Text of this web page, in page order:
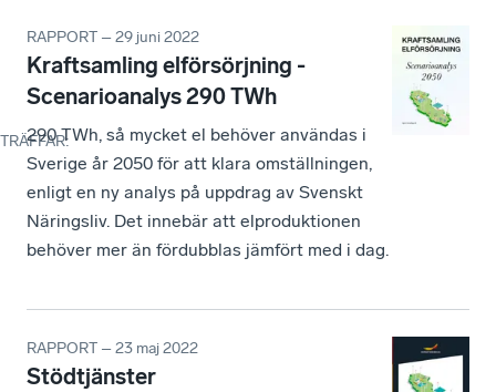
TRÄFFAR:
RAPPORT – 29 juni 2022
Kraftsamling elförsörjning -
Scenarioanalys 290 TWh
290 TWh, så mycket el behöver användas i
Sverige år 2050 för att klara omställningen,
enligt en ny analys på uppdrag av Svenskt
Näringsliv. Det innebär att elproduktionen
behöver mer än fördubblas jämfört med i dag.
RAPPORT – 23 maj 2022
Stödtjänster